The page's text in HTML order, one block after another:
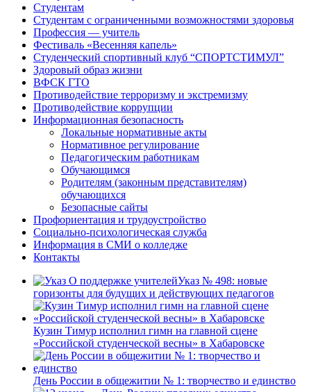
Студентам
Студентам с ограниченными возможностями здоровья
Профессия — учитель
Фестиваль «Весенняя капель»
Студенческий спортивный клуб “СПОРТСТИМУЛ”
Здоровый образ жизни
ВФСК ГТО
Противодействие терроризму и экстремизму
Противодействие коррупции
Информационная безопасность
Локальные нормативные акты
Нормативное регулирование
Педагогическим работникам
Обучающимся
Родителям (законным представителям)
обучающихся
Безопасные сайты
Профориентация и трудоустройство
Социально-психологическая служба
Информация в СМИ о колледже
Контакты
Указ № 498: новые
горизонты для будущих и действующих педагогов
Кузин Тимур исполнил гимн на главной сцене
«Российской студенческой весны» в Хабаровске
День России в общежитии № 1: творчество и единство